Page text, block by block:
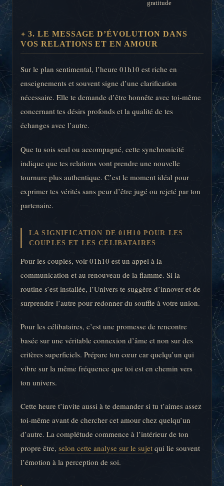
gratitude
3. LE MESSAGE D’ÉVOLUTION DANS
VOS RELATIONS ET EN AMOUR
Sur le plan sentimental, l’heure 01h10 est riche en
enseignements et souvent signe d’une clarification
nécessaire. Elle te demande d’être honnête avec toi-même
concernant tes désirs profonds et la qualité de tes
échanges avec l’autre.
Que tu sois seul ou accompagné, cette synchronicité
indique que tes relations vont prendre une nouvelle
tournure plus authentique. C’est le moment idéal pour
exprimer tes vérités sans peur d’être jugé ou rejeté par ton
partenaire.
LA SIGNIFICATION DE 01H10 POUR LES
COUPLES ET LES CÉLIBATAIRES
Pour les couples, voir 01h10 est un appel à la
communication et au renouveau de la flamme. Si la
routine s’est installée, l’Univers te suggère d’innover et de
surprendre l’autre pour redonner du souffle à votre union.
Pour les célibataires, c’est une promesse de rencontre
basée sur une véritable connexion d’âme et non sur des
critères superficiels. Prépare ton cœur car quelqu’un qui
vibre sur la même fréquence que toi est en chemin vers
ton univers.
Cette heure t’invite aussi à te demander si tu t’aimes assez
toi-même avant de chercher cet amour chez quelqu’un
d’autre. La complétude commence à l’intérieur de ton
propre être, selon cette analyse sur le sujet qui lie souvent
l’émotion à la perception de soi.